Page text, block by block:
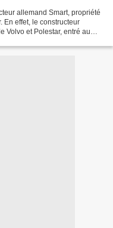
allemand Smart, propriété
En effet, le constructeur
Volvo et Polestar, entré au